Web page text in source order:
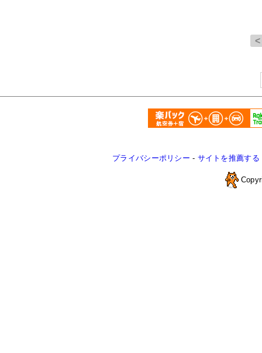
プライバシーポリシー - サイトを推薦する